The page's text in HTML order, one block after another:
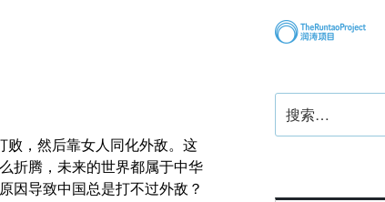
败，然后靠女人同化外敌。这
折腾，未来的世界都属于中华
因导致中国总是打不过外敌？
索：